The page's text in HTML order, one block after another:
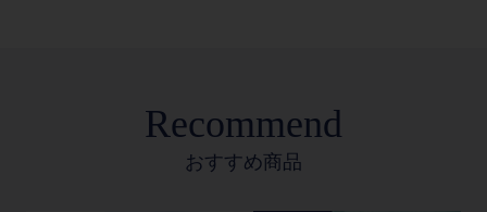
Recommend
おすすめ商品